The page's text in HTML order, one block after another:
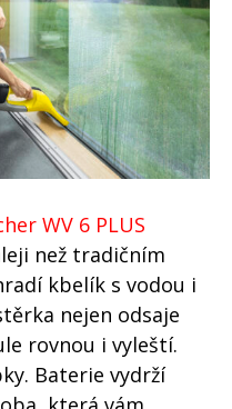
WV 6 PLUS
než tradičním
kbelík s vodou i
nejen odsaje
rovnou i vyleští.
Baterie vydrží